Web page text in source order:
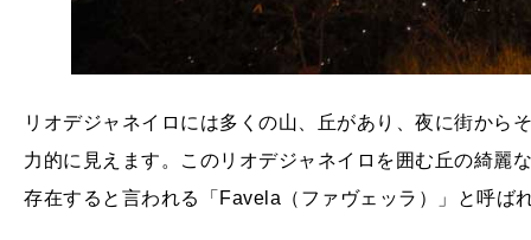
リオデジャネイロには多くの山、丘があり、夜に街から
力的に見えます。このリオデジャネイロを囲む丘の綺麗
存在すると言われる「 Favela （ファヴェッラ）」と呼ば